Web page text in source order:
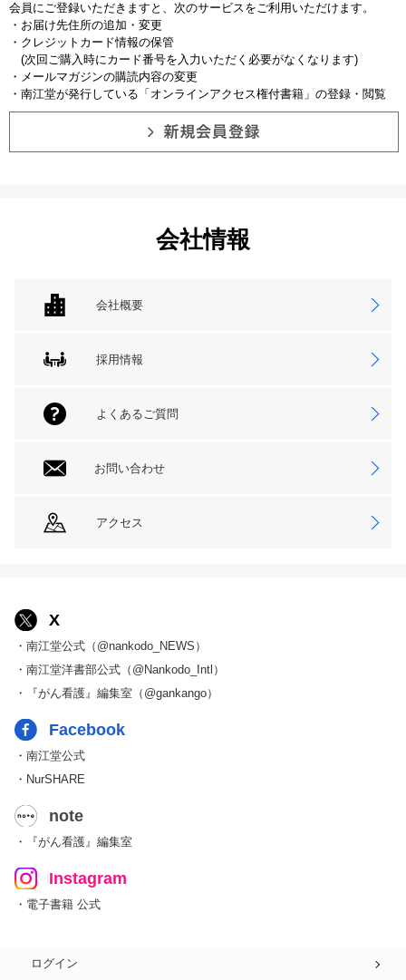
会員にご登録いただきますと、次のサービスをご利用いただけます。
・お届け先住所の追加・変更
・クレジットカード情報の保管
(次回ご購入時にカード番号を入力いただく必要がなくなります)
・メールマガジンの購読内容の変更
・南江堂が発行している「オンラインアクセス権付書籍」の登録・閲覧
会社情報
会社概要
採用情報
よくあるご質問
お問い合わせ
アクセス
X
・南江堂公式（@nankodo_NEWS）
・南江堂洋書部公式（@Nankodo_Intl）
・『がん看護』編集室（@gankango）
Facebook
・南江堂公式
・NurSHARE
note
・『がん看護』編集室
Instagram
・電子書籍 公式
ログイン